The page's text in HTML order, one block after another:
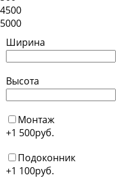
4500
5000
Ширина
Высота
Монтаж
+1 500руб.
Подоконник
+1 100руб.